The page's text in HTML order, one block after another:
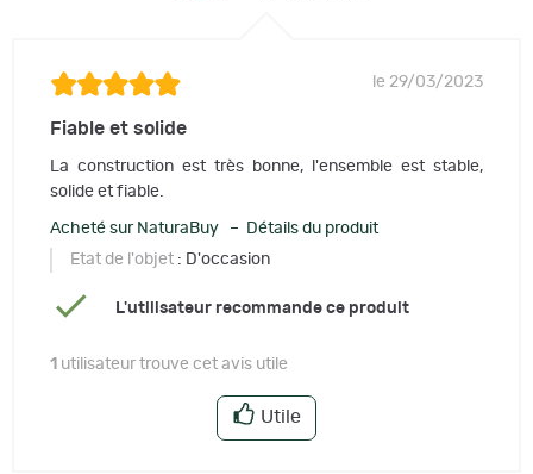
le 29/03/2023
Fiable et solide
La construction est très bonne, l'ensemble est stable,
solide et fiable.
Acheté sur NaturaBuy – Détails du produit
Etat de l'objet : D'occasion
L'utilisateur recommande ce produit
1 utilisateur trouve cet avis utile
Utile